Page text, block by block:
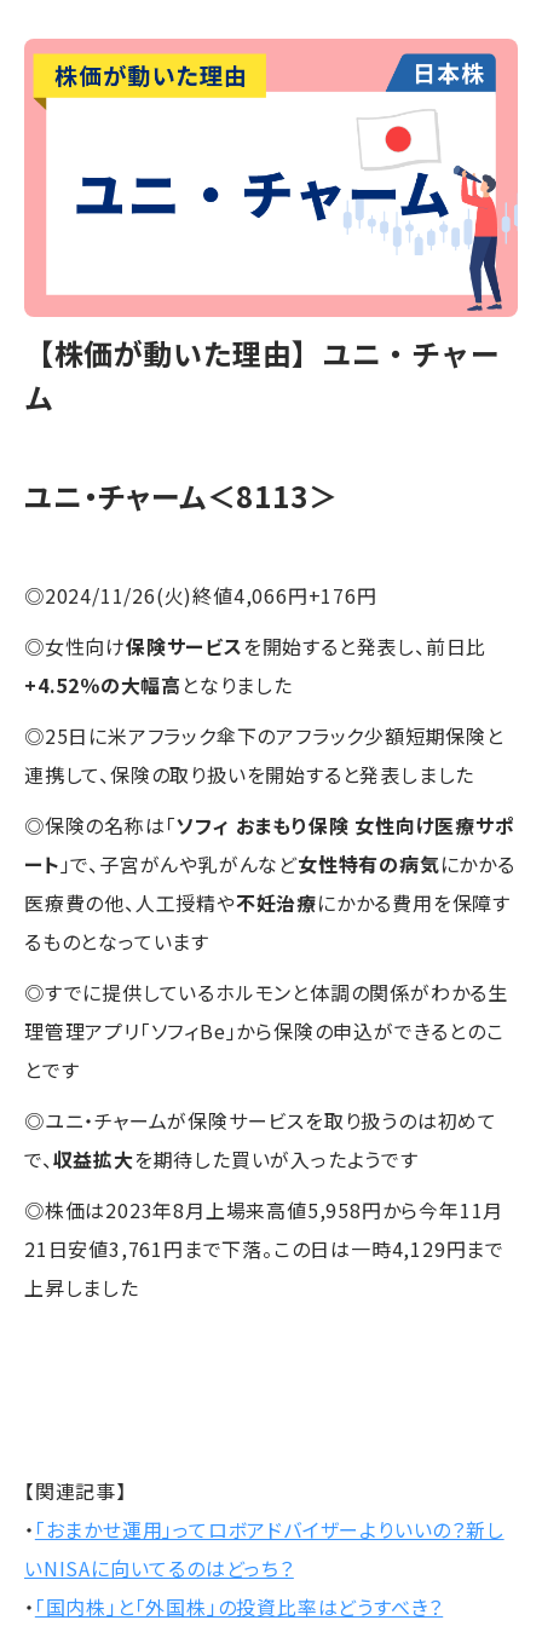
【株価が動いた理由】ユニ・チャー
ム
ユニ・チャーム＜8113＞
◎2024/11/26(火)終値4,066円+176円
◎女性向け保険サービスを開始すると発表し、前日比
+4.52％の大幅高 となりました
◎25日に米アフラック傘下のアフラック少額短期保険と
連携して、保険の取り扱いを開始すると発表しました
◎保険の名称は「ソフィ おまもり保険 女性向け医療サポ
ート 」で、子宮がんや乳がんなど女性特有の病気にかかる
医療費の他、人工授精や不妊治療にかかる費用を保障す
るものとなっています
◎すでに提供しているホルモンと体調の関係がわかる生
理管理アプリ「ソフィBe」から保険の申込ができるとのこ
とです
◎ユニ・チャームが保険サービスを取り扱うのは初めて
で、収益拡大を期待した買いが入ったようです
◎株価は2023年8月上場来高値5,958円から今年11月
21日安値3,761円まで下落。この日は一時4,129円まで
上昇しました
【関連記事】
・ 「おまかせ運用」ってロボアドバイザーよりいいの？新し
いNISAに向いてるのはどっち？
・ 「国内株」と「外国株」の投資比率はどうすべき？